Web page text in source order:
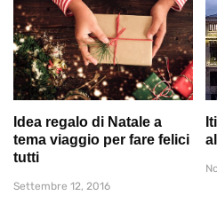
Idea regalo di Natale a
tema viaggio per fare felici
tutti
Settembre 12, 2016